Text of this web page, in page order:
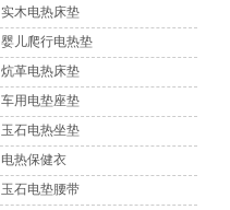
实木电热床垫
婴儿爬行电热垫
炕革电热床垫
车用电垫座垫
玉石电热坐垫
电热保健衣
玉石电垫腰带